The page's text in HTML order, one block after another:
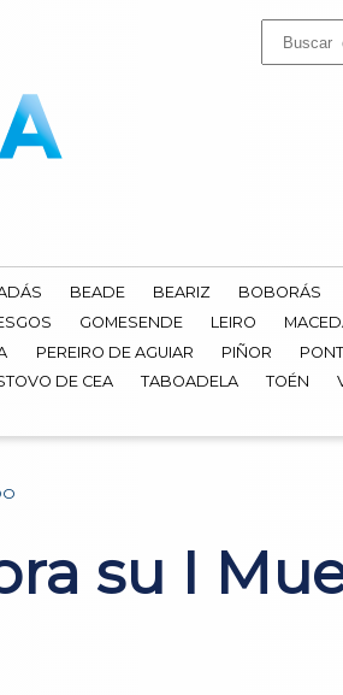
BEADE BEARIZ
BOBORÁS
GOMESENDE LEIRO
PEREIRO DE AGUIAR PIÑOR
DE CEA TABOADELA TOÉN
su I